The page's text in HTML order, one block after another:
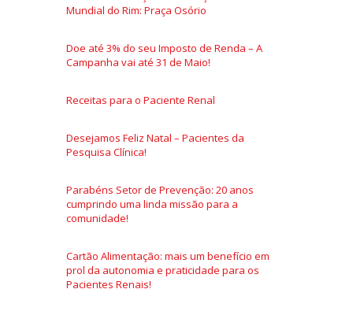
Mundial do Rim: Praça Osório
Doe até 3% do seu Imposto de Renda – A
Campanha vai até 31 de Maio!
Receitas para o Paciente Renal
Desejamos Feliz Natal – Pacientes da
Pesquisa Clínica!
Parabéns Setor de Prevenção: 20 anos
cumprindo uma linda missão para a
comunidade!
Cartão Alimentação: mais um benefício em
prol da autonomia e praticidade para os
Pacientes Renais!